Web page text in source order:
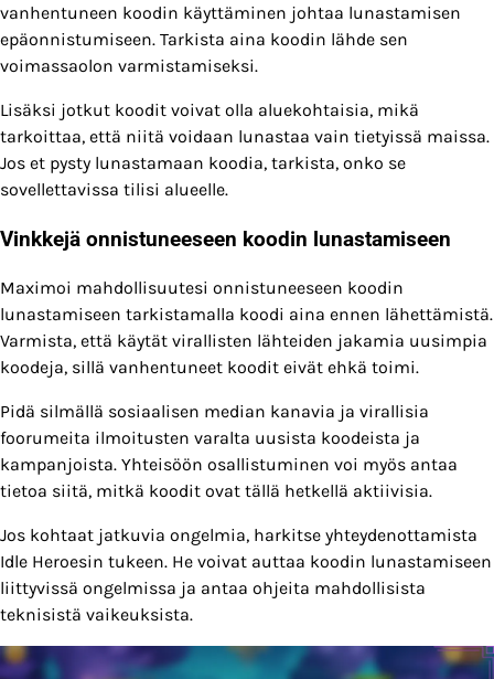
vanhentuneen koodin käyttäminen johtaa lunastamisen
epäonnistumiseen. Tarkista aina koodin lähde sen
voimassaolon varmistamiseksi.
Lisäksi jotkut koodit voivat olla aluekohtaisia, mikä
tarkoittaa, että niitä voidaan lunastaa vain tietyissä maissa.
Jos et pysty lunastamaan koodia, tarkista, onko se
sovellettavissa tilisi alueelle.
Vinkkejä onnistuneeseen koodin lunastamiseen
Maximoi mahdollisuutesi onnistuneeseen koodin
lunastamiseen tarkistamalla koodi aina ennen lähettämistä.
Varmista, että käytät virallisten lähteiden jakamia uusimpia
koodeja, sillä vanhentuneet koodit eivät ehkä toimi.
Pidä silmällä sosiaalisen median kanavia ja virallisia
foorumeita ilmoitusten varalta uusista koodeista ja
kampanjoista. Yhteisöön osallistuminen voi myös antaa
tietoa siitä, mitkä koodit ovat tällä hetkellä aktiivisia.
Jos kohtaat jatkuvia ongelmia, harkitse yhteydenottamista
Idle Heroesin tukeen. He voivat auttaa koodin lunastamiseen
liittyvissä ongelmissa ja antaa ohjeita mahdollisista
teknisistä vaikeuksista.